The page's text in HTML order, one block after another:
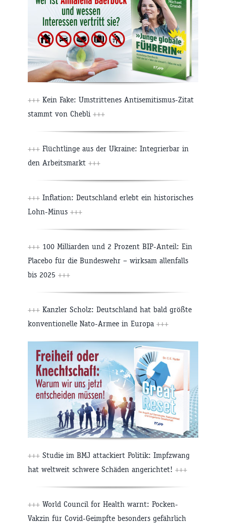
+++ Kein Fake: Umstrittenes Antisemitismus-Zitat
stammt von Chebli +++
+++ Flüchtlinge aus der Ukraine: Integrierbar in
den Arbeitsmarkt +++
+++ Inflation: Deutschland erlebt ein historisches
Lohn-Minus +++
+++ 100 Milliarden und 2 Prozent BIP-Anteil: Ein
Placebo für die Bundeswehr – wirksam allenfalls
bis 2025 +++
+++ Kanzler Scholz: Deutschland hat bald größte
konventionelle Nato-Armee in Europa +++
+++ Studie im BMJ attackiert Politik: Impfzwang
hat weltweit schwere Schäden angerichtet! +++
+++ World Council for Health warnt: Pocken-
Vakzin für Covid-Geimpfte besonders gefährlich